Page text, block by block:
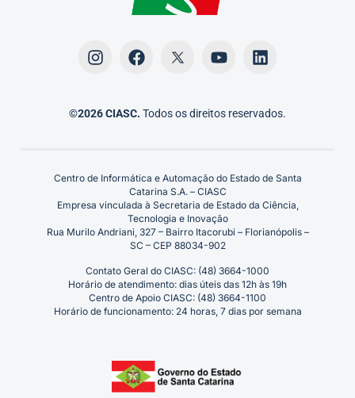
©2026 CIASC. Todos os direitos reservados.
Centro de Informática e Automação do Estado de Santa
Catarina S.A. – CIASC
Empresa vinculada à Secretaria de Estado da Ciência,
Tecnologia e Inovação
Rua Murilo Andriani, 327 – Bairro Itacorubi – Florianópolis –
SC – CEP 88034-902
Contato Geral do CIASC: (48) 3664-1000
Horário de atendimento: dias úteis das 12h às 19h
Centro de Apoio CIASC: (48) 3664-1100
Horário de funcionamento: 24 horas, 7 dias por semana